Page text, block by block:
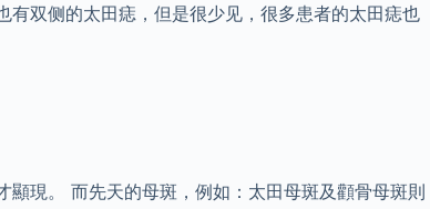
双侧的太田痣，但是很少见，很多患者的太田痣也
現。 而先天的母斑，例如：太田母斑及顴骨母斑則